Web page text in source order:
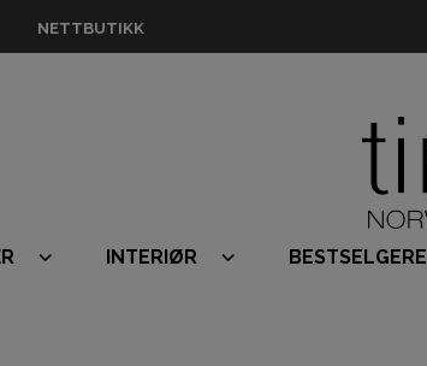
NETTBUTIKK
INTERIØR BESTSELGERE